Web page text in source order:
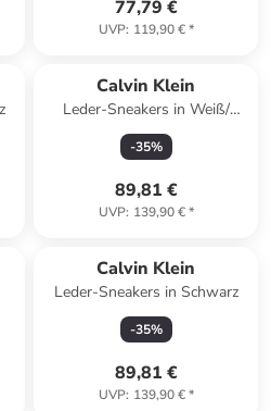
77,79 €
UVP: 119,90 €*
Calvin Klein
Leder-Sneakers in Weiß/
Schwarz
-35%
89,81 €
UVP: 139,90 €*
Calvin Klein
Leder-Sneakers in Schwarz
-35%
89,81 €
UVP: 139,90 €*